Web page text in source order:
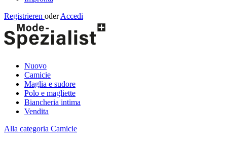
Registrieren oder Accedi
Nuovo
Camicie
Maglia e sudore
Polo e magliette
Biancheria intima
Vendita
Alla categoria Camicie